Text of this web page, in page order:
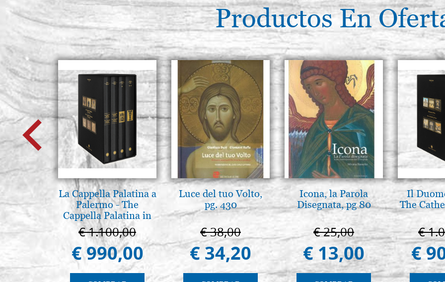
Productos En
La Cappella Palatina a
Palermo - The
Cappella Palatina in
Palermo
€ 1.100,00
€ 990,00
Luce del tuo Volto,
pg. 430
€ 38,00
€ 34,20
Icona, la Parola
Disegnata, pg 80
€ 25,00
€ 13,00
Il
The
€
€